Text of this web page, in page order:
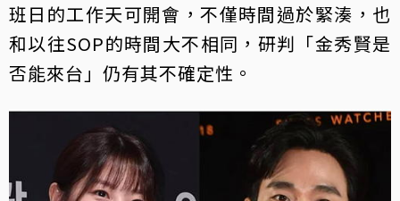
班日的工作天可開會，不僅時間過於緊湊，也
和以往SOP的時間大不相同，研判「金秀賢是
否能來台」仍有其不確定性。